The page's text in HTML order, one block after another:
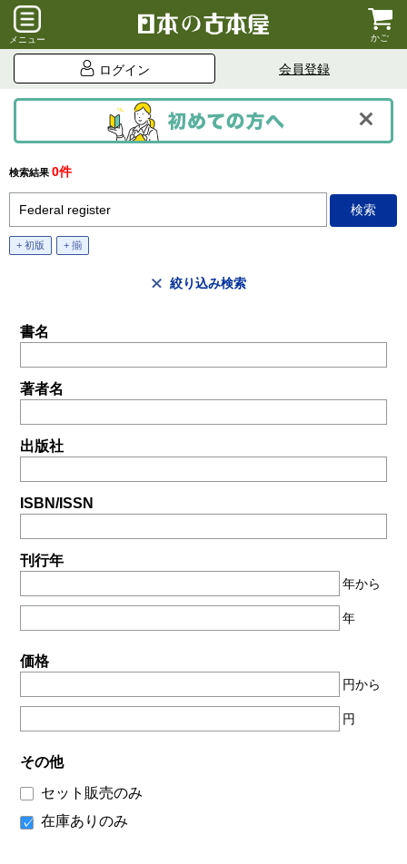
メニュー かご
ログイン 会員登録
検索結果 0件
+ 初版 + 揃
絞り込み検索
書名
著者名
出版社
ISBN/ISSN
刊行年
年から
年
価格
円から
円
その他
セット販売のみ
在庫ありのみ